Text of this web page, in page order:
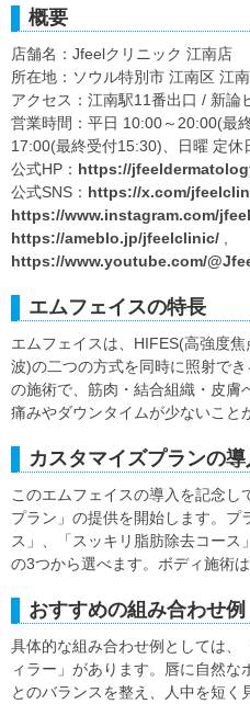
概要
店舗名：Jfeelクリニック 江南店
所在地：ソウル特別市 江南区 江
アクセス：江南駅11番出口 / 新論
営業時間：平日 10:00～20:00(最
17:00(最終受付15:30)、日曜 定休
公式HP： https://
公式SNS： https://x.com/
https://www.instagram.com/
https://ameblo.jp/jfeelclinic/
https://www.youtube.com/
エムフェイスの特長
エムフェイスは、HIFES(高強度
波)の二つの方式を同時に照射で
の施術で、筋肉・結合組織・皮膚
痛みやダウンタイムが少ないこと
カスタマイズプランの導
このエムフェイスの導入を記念
プラン」の提供を開始します。プ
ス」、「スッキリ脂肪除去コース
の3つから選べます。ボディ施術
おすすめの組み合わせ例
具体的な組み合わせ例としては、
ィラー」があります。唇に自然
とのバランスを整え、人中を短く